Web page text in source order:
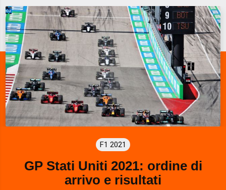
F1 2021
GP Stati Uniti 2021: ordine di
arrivo e risultati